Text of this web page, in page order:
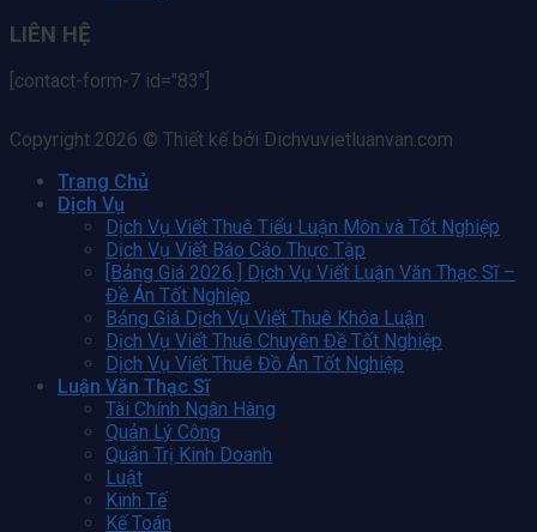
LIÊN HỆ
[contact-form-7 id="83"]
Copyright 2026 © Thiết kế bởi Dichvuvietluanvan.com
Trang Chủ
Dịch Vụ
Dịch Vụ Viết Thuê Tiểu Luận Môn và Tốt Nghiệp
Dịch Vụ Viết Báo Cáo Thực Tập
[Bảng Giá 2026 ] Dịch Vụ Viết Luận Văn Thạc Sĩ –
Đề Án Tốt Nghiệp
Bảng Giá Dịch Vụ Viết Thuê Khóa Luận
Dịch Vụ Viết Thuê Chuyên Đề Tốt Nghiệp
Dịch Vụ Viết Thuê Đồ Án Tốt Nghiệp
Luận Văn Thạc Sĩ
Tài Chính Ngân Hàng
Quản Lý Công
Quản Trị Kinh Doanh
Luật
Kinh Tế
Kế Toán